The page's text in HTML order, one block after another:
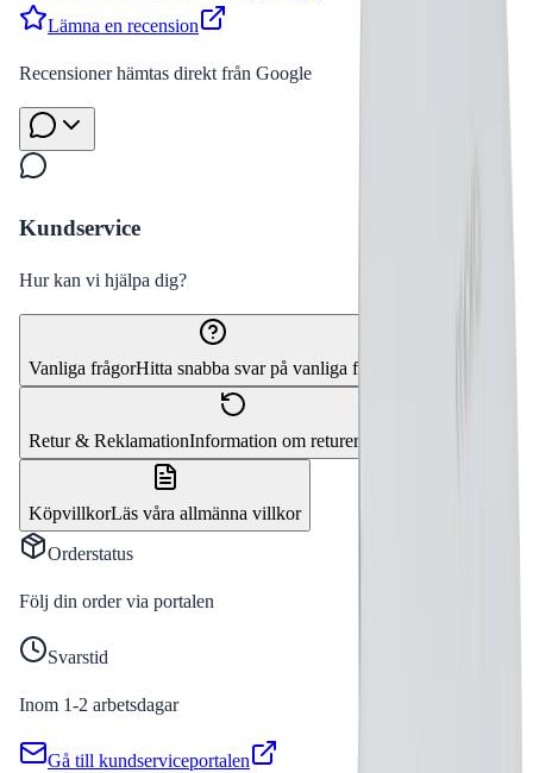
Lämna en recension
Recensioner hämtas direkt från Google
Kundservice
Hur kan vi hjälpa dig?
Vanliga frågorHitta snabba svar på vanliga frågor
Retur & ReklamationInformation om returer och byten
KöpvillkorLäs våra allmänna villkor
Orderstatus
Följ din order via portalen
Svarstid
Inom 1-2 arbetsdagar
Gå till kundserviceportalen